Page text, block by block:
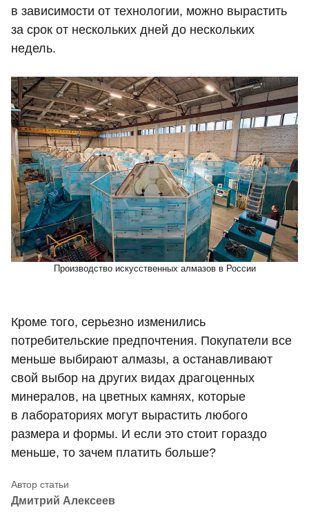
в зависимости от технологии, можно вырастить
за срок от нескольких дней до нескольких
недель.
Производство искусственных алмазов в России
Кроме того, серьезно изменились
потребительские предпочтения. Покупатели все
меньше выбирают алмазы, а останавливают
свой выбор на других видах драгоценных
минералов, на цветных камнях, которые
в лабораториях могут вырастить любого
размера и формы. И если это стоит гораздо
меньше, то зачем платить больше?
Дмитрий Алексеев